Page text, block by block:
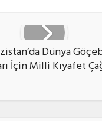
Dünya
İçin Milli Kıyafet